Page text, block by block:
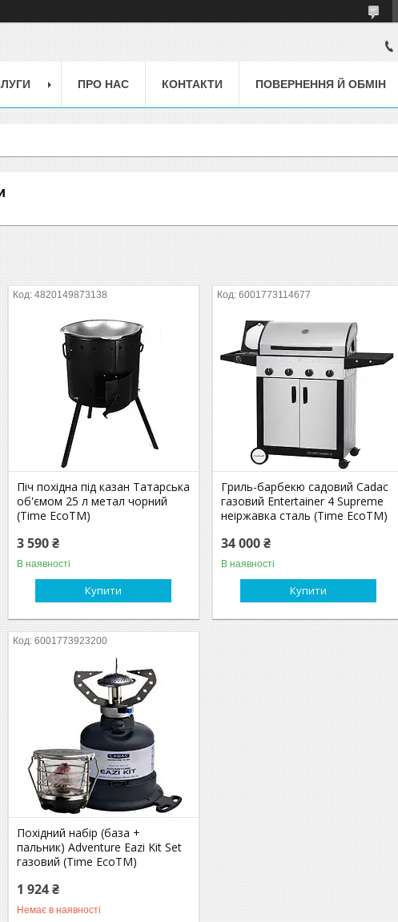
ПРО НАС КОНТАКТИ ПОВЕРНЕННЯ Й ОБМІН
4820149873138
Піч похідна під казан Татарська
об'ємом 25 л метал чорний
(Time EcoTM)
3 590 ₴
В наявності
Купити
6001773114677
Гриль-барбекю садовий Cadac
газовий Entertainer 4 Supreme
неіржавка сталь (Time EcoTM)
34 000 ₴
В наявності
Купити
6001773923200
Похідний набір (база +
пальник) Adventure Eazi Kit Set
газовий (Time EcoTM)
1 924 ₴
Немає в наявності